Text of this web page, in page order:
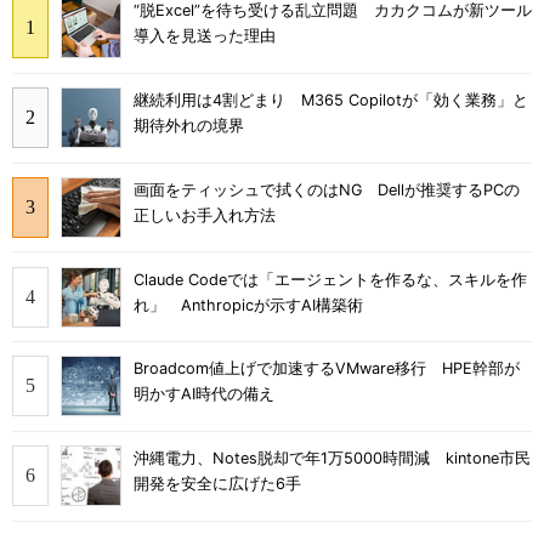
“脱Excel”を待ち受ける乱立問題 カカクコムが新ツール
導入を見送った理由
継続利用は4割どまり M365 Copilotが「効く業務」と
期待外れの境界
画面をティッシュで拭くのはNG Dellが推奨するPCの
正しいお手入れ方法
Claude Codeでは「エージェントを作るな、スキルを作
れ」 Anthropicが示すAI構築術
Broadcom値上げで加速するVMware移行 HPE幹部が
明かすAI時代の備え
沖縄電力、Notes脱却で年1万5000時間減 kintone市民
開発を安全に広げた6手